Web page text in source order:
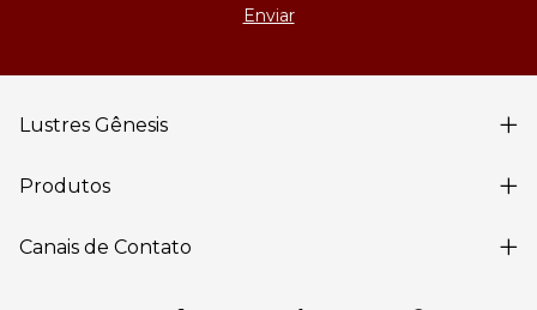
Lustres Gênesis
Produtos
Canais de Contato